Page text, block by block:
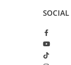
SOCIAL